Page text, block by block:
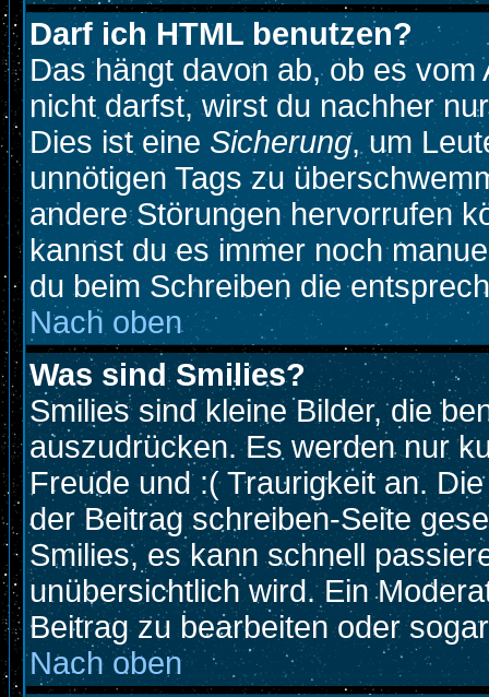
Darf ich HTML benutzen?
Das hängt davon ab, ob es
nicht darfst, wirst du nachher
Dies ist eine Sicherung, um
unnötigen Tags zu
andere Störungen hervorrufen
kannst du es immer noch
du beim Schreiben die
Nach oben
Was sind Smilies?
Smilies sind kleine Bilder, die
auszudrücken. Es werden nur
Freude und :( Traurigkeit an.
der Beitrag schreiben-Seite
Smilies, es kann schnell
unübersichtlich wird. Ein
Beitrag zu bearbeiten oder
Nach oben